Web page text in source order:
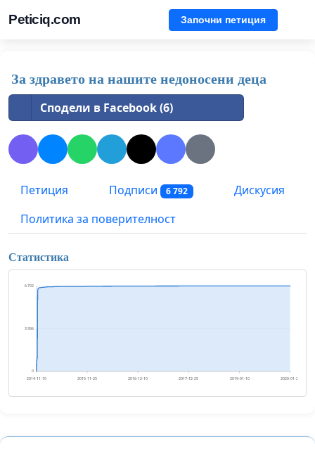
Peticiq.com Започни петиция
За здравето на нашите недоносени деца
Сподели в Facebook (6)
Петиция Подписи 6 792
Дискусия
Политика за поверителност
Статистика
0
3 396
6 792
2014-11-10 2015-11-25 2016-12-10 2017-12-25 2019-01-10 2020-01-25